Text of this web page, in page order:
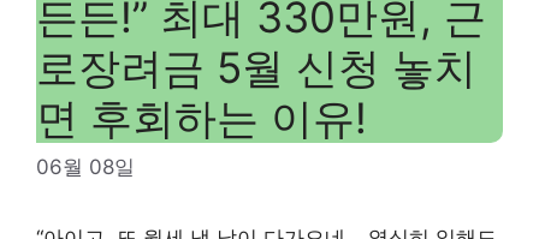
든든!” 최대 330만원, 근
로장려금 5월 신청 놓치
면 후회하는 이유!
06월 08일